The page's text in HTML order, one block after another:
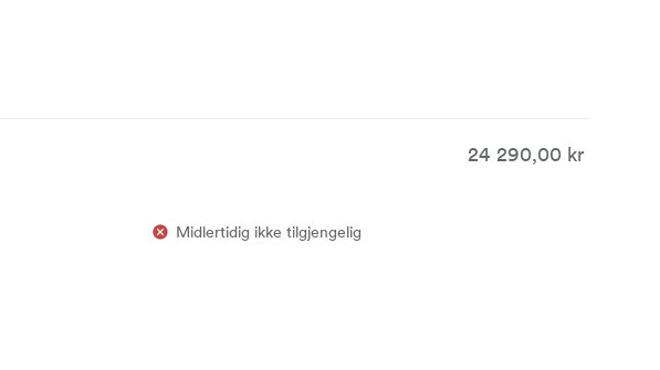
24 290,00 kr
Midlertidig ikke tilgjengelig